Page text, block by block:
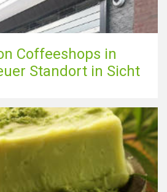
anzeigen
Coffeeshops in
Standort in Sicht